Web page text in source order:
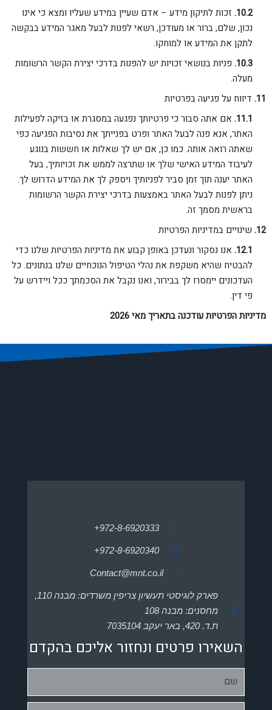
זכות לתיקון מידע – אדם שעיין במידע שעליו ומצא כי אינו
נכון, שלם, ברור או מעודכן, רשאי לפנות לבעל מאגר המידע בבקשה
לתקן את המידע או למוחקו.
פניות בנושאי זכויות יש להפנות בדרכי יצירת הקשר הרשומות
מעלה.
דיווח על פגיעה בפרטיות
אם אתה סבור כי פרטיותך נפגעה במסגרת או בזיקה לפעילות
האתר, אנא פנה לבעל האתר ופרט בפנייתך את נסיבות הפגיעה כפי
שאתה רואה אותה. כמו כן, אם יש לך שאלות או חששות בנוגע
לעיבוד המידע האישי שלך או שתרצה לממש את זכויותיך, בעל
האתר יענה תוך זמן סביר לפניותיך ויספק לך את המידע הדרוש לך.
ניתן לפנות לבעל האתר באמצעות בדרכי יצירת הקשר הרשומות
בראשית מסמך זה.
שינויים במדיניות הפרטיות
אנו נסקור ונעדכן באופן קבוע את מדיניות הפרטיות שלנו כדי
להבטיח שהיא משקפת את נהלי הטיפול הנוכחיים שלנו בנתונים. כל
העדכונים יימסרו לך בבירור, ואנו נקבל את הסכמתך ככל ויידרש על
פי דין.
מדיניות הפרטיות עודכנה בתאריך מאי 2026
972-8-6920333+
972-8-6920340+
Contact@mnt.co.il
פארק לוגיסטי תעשיון צריפין משרדים: מבנה 110,
מחסנים: מבנה 108
ת.ד. 420, באר יעקב 7035104
השאירו פרטים ונחזור אליכם בהקדם